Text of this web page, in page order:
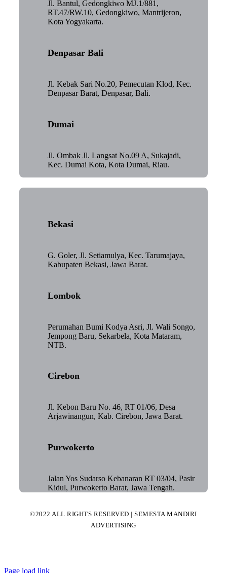
Jl. Bantul, Gedongkiwo MJ.1/881,
RT.47/RW.10, Gedongkiwo, Mantrijeron,
Kota Yogyakarta.
Denpasar Bali
Jl. Kebak Sari No.20, Pemecutan Klod, Kec.
Denpasar Barat, Denpasar, Bali.
Dumai
Jl. Ombak Jl. Langsat No.09 A, Sukajadi,
Kec. Dumai Kota, Kota Dumai, Riau.
Bekasi
G. Goler, Jl. Setiamulya, Kec. Tarumajaya,
Kabupaten Bekasi, Jawa Barat.
Lombok
Perumahan Bumi Kodya Asri, Jl. Wali Songo,
Jempong Baru, Sekarbela, Kota Mataram,
NTB.
Cirebon
Jl. Kebon Baru No. 46, RT 01/06, Desa
Arjawinangun, Kab. Cirebon, Jawa Barat.
Purwokerto
Jalan Yos Sudarso Kebanaran RT 03/04, Pasir
Kidul, Purwokerto Barat, Jawa Tengah.
©2022 ALL RIGHTS RESERVED | SEMESTA MANDIRI
ADVERTISING
Page load link